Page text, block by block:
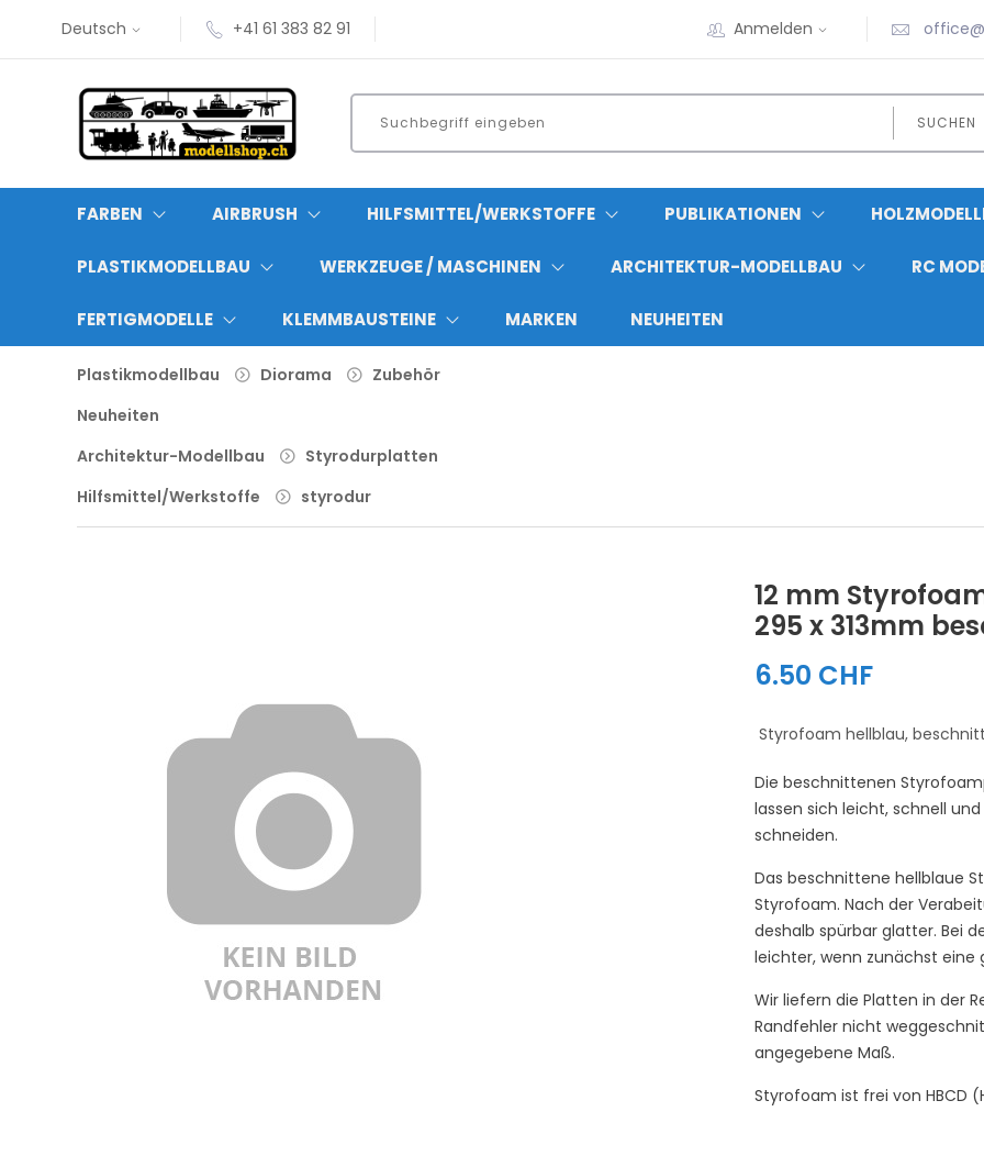
Deutsch +41 61 383 82 91 Anmelden
SUCHEN
FARBEN AIRBRUSH HILFSMITTEL/WERKSTOFFE PUBLIKATIONEN
PLASTIKMODELLBAU WERKZEUGE / MASCHINEN ARCHITEKTUR-MODELLBAU RC
FERTIGMODELLE KLEMMBAUSTEINE MARKEN NEUHEITEN
Plastikmodellbau Diorama
Zubehör
Neuheiten
Architektur-Modellbau
Styrodurplatten
Hilfsmittel/Werkstoffe
styrodur
12 mm
295 x 313mm
6.50 CHF
Styrofoam hellblau,
Die beschnittenen
lassen sich leicht, schnell
schneiden.
Das beschnittene hellblaue
Styrofoam. Nach der
deshalb spürbar glatter. Bei
leichter, wenn zunächst eine
Wir liefern die Platten in der
Randfehler nicht
angegebene Maß.
Styrofoam ist frei von HBCD